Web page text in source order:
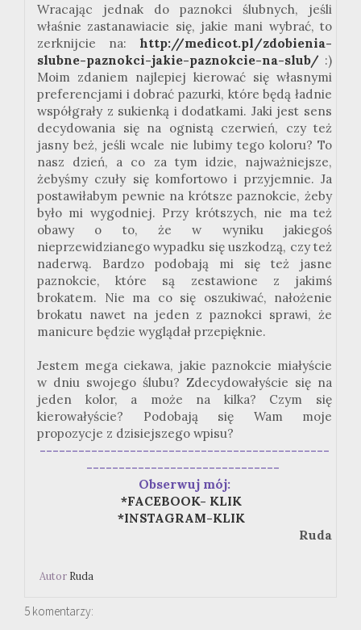
Wracając jednak do paznokci ślubnych, jeśli
właśnie zastanawiacie się, jakie mani wybrać, to
zerknijcie na: http://medicot.pl/zdobienia-
slubne-paznokci-jakie-paznokcie-na-slub/ :)
Moim zdaniem najlepiej kierować się własnymi
preferencjami i dobrać pazurki, które będą ładnie
współgrały z sukienką i dodatkami. Jaki jest sens
decydowania się na ognistą czerwień, czy też
jasny beż, jeśli wcale nie lubimy tego koloru? To
nasz dzień, a co za tym idzie, najważniejsze,
żebyśmy czuły się komfortowo i przyjemnie. Ja
postawiłabym pewnie na krótsze paznokcie, żeby
było mi wygodniej. Przy krótszych, nie ma też
obawy o to, że w wyniku jakiegoś
nieprzewidzianego wypadku się uszkodzą, czy też
naderwą. Bardzo podobają mi się też jasne
paznokcie, które są zestawione z jakimś
brokatem. Nie ma co się oszukiwać, nałożenie
brokatu nawet na jeden z paznokci sprawi, że
manicure będzie wyglądał przepięknie.
Jestem mega ciekawa, jakie paznokcie miałyście
w dniu swojego ślubu? Zdecydowałyście się na
jeden kolor, a może na kilka? Czym się
kierowałyście? Podobają się Wam moje
propozycje z dzisiejszego wpisu?
---------------------------------------------
------------------------------
Obserwuj mój:
*FACEBOOK- KLIK
*INSTAGRAM-KLIK
Ruda
Autor Ruda
5 komentarzy: